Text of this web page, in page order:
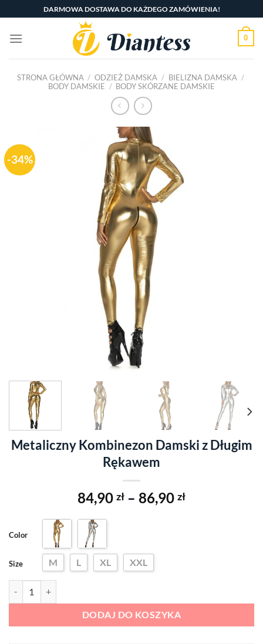
to
content
DARMOWA DOSTAWA DO KAŻDEGO ZAMÓWIENIA!
0
STRONA GŁÓWNA / ODZIEŻ DAMSKA / BIELIZNA DAMSKA /
BODY DAMSKIE / BODY SKÓRZANE DAMSKIE
-34%
Metaliczny Kombinezon Damski z Długim
Rękawem
84,90 zł – 86,90 zł
Color
Size M L XL XXL
DODAJ DO KOSZYKA